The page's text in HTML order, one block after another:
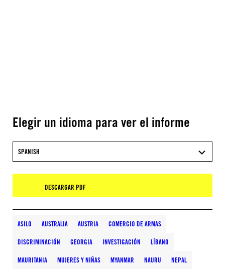
Elegir un idioma para ver el informe
SPANISH
DESCARGAR PDF
ASILO AUSTRALIA AUSTRIA COMERCIO DE ARMAS
DISCRIMINACIÓN GEORGIA INVESTIGACIÓN LÍBANO
MAURITANIA MUJERES Y NIÑAS MYANMAR NAURU NEPAL